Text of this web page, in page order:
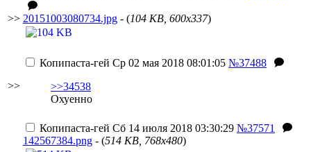
>> 20151003080734.jpg - (104 KB, 600x337)
>>
Копипаста-гей Ср 02 мая 2018 08:01:05 №37488
>>34538
Охуенно
Копипаста-гей Сб 14 июля 2018 03:30:29 №37571
142567384.png - (514 KB, 768x480)